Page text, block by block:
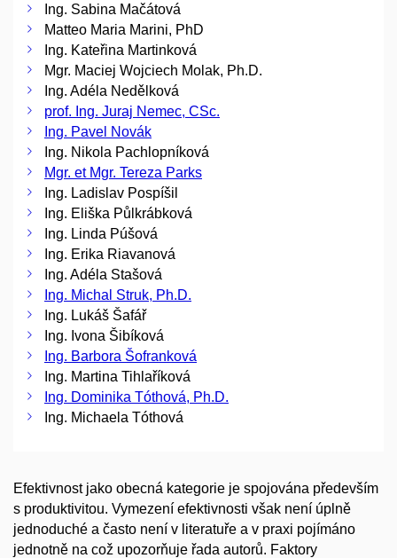
Ing. Sabina Mačátová
Matteo Maria Marini, PhD
Ing. Kateřina Martinková
Mgr. Maciej Wojciech Molak, Ph.D.
Ing. Adéla Nedělková
prof. Ing. Juraj Nemec, CSc.
Ing. Pavel Novák
Ing. Nikola Pachlopníková
Mgr. et Mgr. Tereza Parks
Ing. Ladislav Pospíšil
Ing. Eliška Půlkrábková
Ing. Linda Púšová
Ing. Erika Riavanová
Ing. Adéla Stašová
Ing. Michal Struk, Ph.D.
Ing. Lukáš Šafář
Ing. Ivona Šibíková
Ing. Barbora Šofranková
Ing. Martina Tihlaříková
Ing. Dominika Tóthová, Ph.D.
Ing. Michaela Tóthová
Efektivnost jako obecná kategorie je spojována především
s produktivitou. Vymezení efektivnosti však není úplně
jednoduché a často není v literatuře a v praxi pojímáno
jednotně na což upozorňuje řada autorů. Faktory